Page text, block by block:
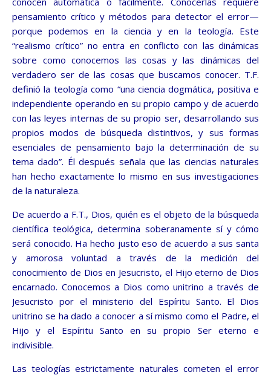
pensamiento crítico y métodos para detector el error—
porque podemos en la ciencia y en la teología. Este
“realismo crítico” no entra en conflicto con las dinámicas
sobre como conocemos las cosas y las dinámicas del
verdadero ser de las cosas que buscamos conocer. T.F.
definió la teología como “una ciencia dogmática, positiva e
independiente operando en su propio campo y de acuerdo
con las leyes internas de su propio ser, desarrollando sus
propios modos de búsqueda distintivos, y sus formas
esenciales de pensamiento bajo la determinación de su
tema dado”. Él después señala que las ciencias naturales
han hecho exactamente lo mismo en sus investigaciones
de la naturaleza.
De acuerdo a F.T., Dios, quién es el objeto de la búsqueda
científica teológica, determina soberanamente sí y cómo
será conocido. Ha hecho justo eso de acuerdo a sus santa
y amorosa voluntad a través de la medición del
conocimiento de Dios en Jesucristo, el Hijo eterno de Dios
encarnado. Conocemos a Dios como unitrino a través de
Jesucristo por el ministerio del Espíritu Santo. El Dios
unitrino se ha dado a conocer a sí mismo como el Padre, el
Hijo y el Espíritu Santo en su propio Ser eterno e
indivisible.
Las teologías estrictamente naturales cometen el error